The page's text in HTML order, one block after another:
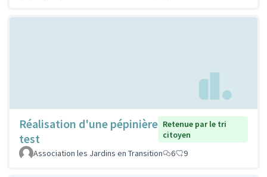
Réalisation d'une pépinière
test
Retenue par le tri
citoyen
Association les Jardins en Transition
6 9